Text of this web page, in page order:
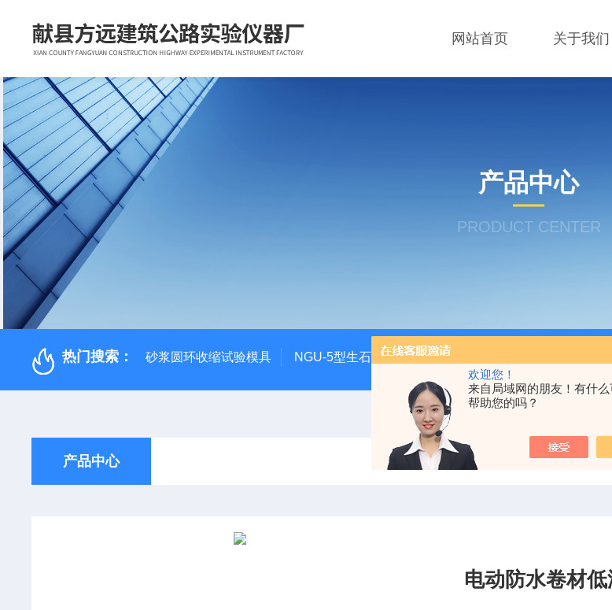
欢迎您！
来自局域网的朋友！有什么
帮助您的吗？
网站首页 关于我们
产品中心
PRODUCT CENTER
热门搜索： 砂浆圆环收缩试验模具 NGU-5型生石灰消化器（保温带盖消化器） *GB/T
产品中心 当前位置： 产品中心
电动防水卷材